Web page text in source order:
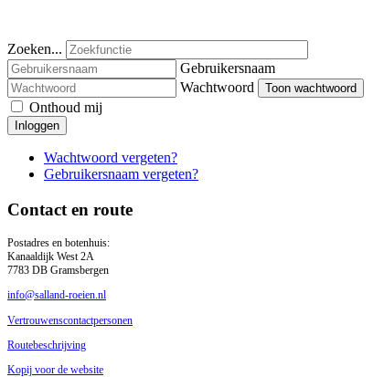
Zoeken...
Gebruikersnaam
Wachtwoord
Toon wachtwoord
Onthoud mij
Inloggen
Wachtwoord vergeten?
Gebruikersnaam vergeten?
Contact en route
Postadres en botenhuis:
Kanaaldijk West 2A
7783 DB Gramsbergen
info@salland-roeien.nl
Vertrouwenscontactpersonen
Routebeschrijving
Kopij voor de website